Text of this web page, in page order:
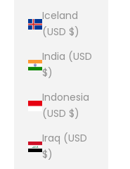
Iceland
(USD $)
India (USD
$)
Indonesia
(USD $)
Iraq (USD
$)